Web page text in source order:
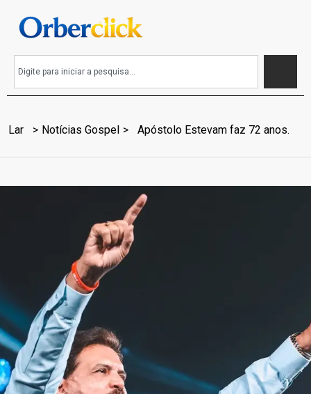
Lar Notícias Gospel Apóstolo Estevam faz 72 anos.